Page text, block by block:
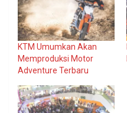
KTM Umumkan Akan
Memproduksi Motor
Adventure Terbaru